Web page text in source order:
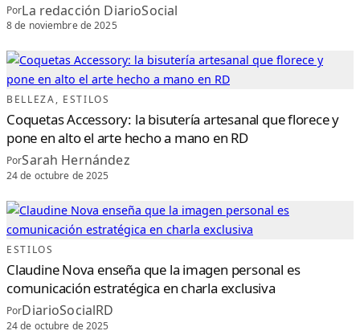
PorLa redacción DiarioSocial
8 de noviembre de 2025
BELLEZA, ESTILOS
Coquetas Accessory: la bisutería artesanal que florece y
pone en alto el arte hecho a mano en RD
PorSarah Hernández
24 de octubre de 2025
ESTILOS
Claudine Nova enseña que la imagen personal es
comunicación estratégica en charla exclusiva
PorDiarioSocialRD
24 de octubre de 2025